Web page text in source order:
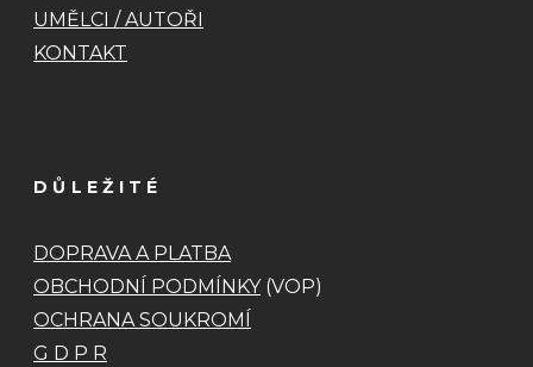
UMĚLCI / AUTOŘI
KONTAKT
DŮLEŽITÉ
DOPRAVA A PLATBA
OBCHODNÍ PODMÍNKY(VOP)
OCHRANA SOUKROMÍ
G D P R